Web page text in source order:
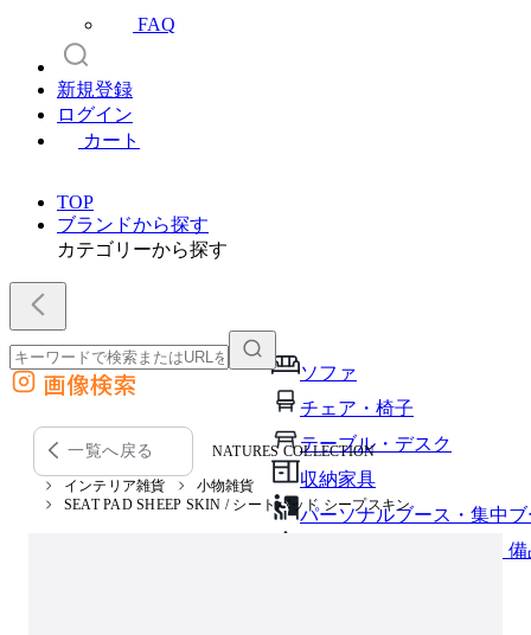
FAQ
新規登録
ログイン
カート
TOP
ブランドから探す
カテゴリーから探す
ソファ
チェア・椅子
テーブル・デスク
収納家具
パーソナルブース・集中
オフィスアクセサリー・
外部サイトの商品をカートに追加
他のサイトで見つけた商品ページのURLを貼り付けて、カートに追加できます
画像検索
一覧へ戻る NATURES COLLECTION
インテリア雑貨
小物雑貨
SEAT PAD SHEEP SKIN / シートパッド シープスキン